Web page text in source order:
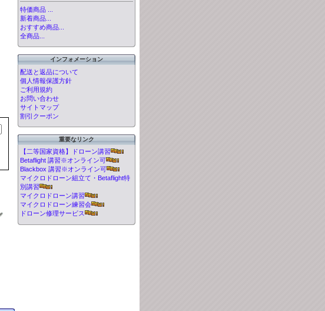
特価商品 ...
新着商品...
おすすめ商品...
全商品...
インフォメーション
配送と返品について
個人情報保護方針
ご利用規約
お問い合わせ
サイトマップ
割引クーポン
重要なリンク
【二等国家資格】ドローン講習
Betaflight 講習※オンライン可
Blackbox 講習※オンライン可
マイクロドローン組立て・Betaflight特
別講習
マイクロドローン講習
マイクロドローン練習会
ドローン修理サービス